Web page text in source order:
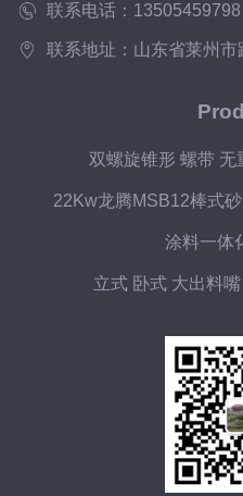
联系电话：13505459798
联系地址：山东省莱州市
双螺旋锥形 螺带
22Kw龙腾MSB12棒式
涂料一体
立式 卧式 大出料